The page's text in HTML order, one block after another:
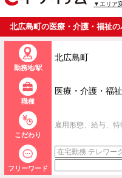
▼エリア
北広島町の医療・介護・福祉
勤務地/駅
北広島町
職種
医療・介護・福
こだわり
雇用形態、給与、
フリーワード